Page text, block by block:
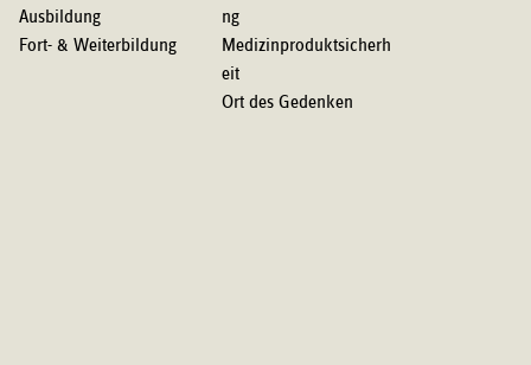
Ausbildung
Fort- & Weiterbildung
ng
Medizinproduktsicherh
eit
Ort des Gedenken